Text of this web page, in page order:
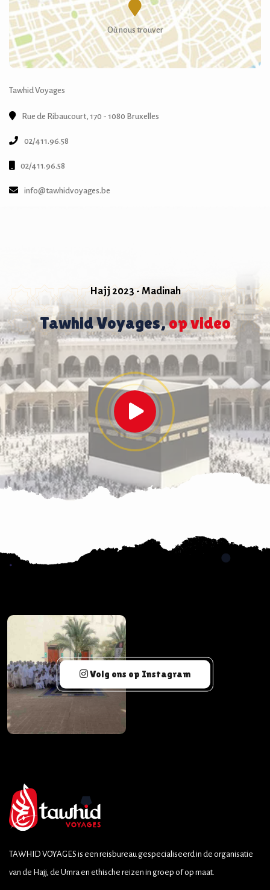
Où nous trouver
Tawhid Voyages
Rue de Ribaucourt, 170 - 1080 Bruxelles
02/411.96.58
02/411.96.58
info@tawhidvoyages.be
Hajj 2023 - Madinah
Tawhid Voyages,op video
Volg ons op Instagram
TAWHID VOYAGES is een reisbureau gespecialiseerd in de organisatie
van de Hajj, de Umra en ethische reizen in groep of op maat.